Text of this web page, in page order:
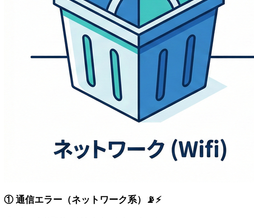
① 通信エラー（ネットワーク系）📡⚡